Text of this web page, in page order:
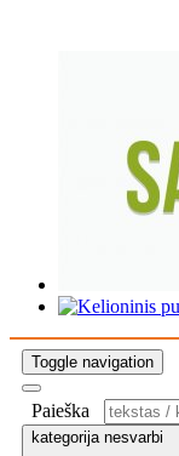
Toggle navigation
Paieška
kategorija nesvarbi